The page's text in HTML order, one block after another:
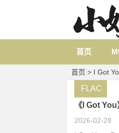
首页
首页 > I Got
《I Got
2026-02-28
FLAC